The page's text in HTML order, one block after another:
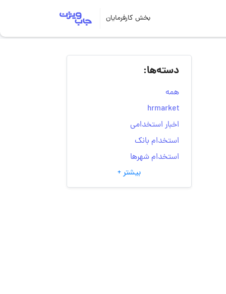
بخش کارفرمایان
دسته‌ها:
همه
hrmarket
اخبار استخدامی
استخدام بانک
استخدام شهرها
انتخاب مسیر شغلی
به‌روزرسانی‌های سایت
بیشتر +